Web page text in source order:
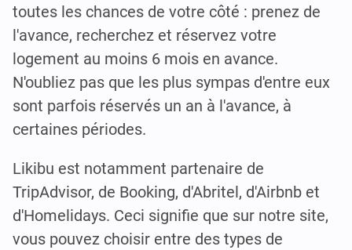
toutes les chances de votre côté : prenez de
l'avance, recherchez et réservez votre
logement au moins 6 mois en avance.
N'oubliez pas que les plus sympas d'entre eux
sont parfois réservés un an à l'avance, à
certaines périodes.
Likibu est notamment partenaire de
TripAdvisor, de Booking, d'Abritel, d'Airbnb et
d'Homelidays. Ceci signifie que sur notre site,
vous pouvez choisir entre des types de